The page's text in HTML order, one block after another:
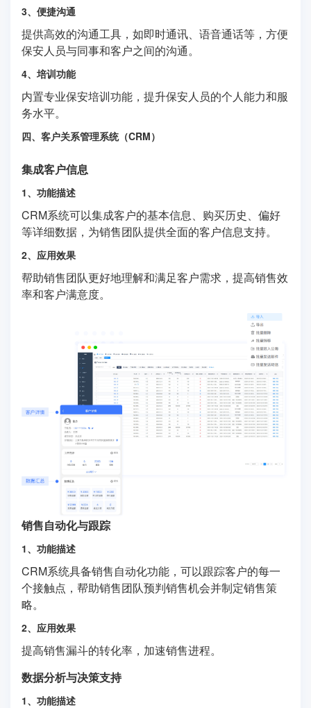
3、便捷沟通
提供高效的沟通工具，如即时通讯、语音通话等，方便
保安人员与同事和客户之间的沟通。
4、培训功能
内置专业保安培训功能，提升保安人员的个人能力和服
务水平。
四、客户关系管理系统（CRM）
集成客户信息
1、功能描述
CRM系统可以集成客户的基本信息、购买历史、偏好
等详细数据，为销售团队提供全面的客户信息支持。
2、应用效果
帮助销售团队更好地理解和满足客户需求，提高销售效
率和客户满意度。
销售自动化与跟踪
1、功能描述
CRM系统具备销售自动化功能，可以跟踪客户的每一
个接触点，帮助销售团队预判销售机会并制定销售策
略。
2、应用效果
提高销售漏斗的转化率，加速销售进程。
数据分析与决策支持
1、功能描述